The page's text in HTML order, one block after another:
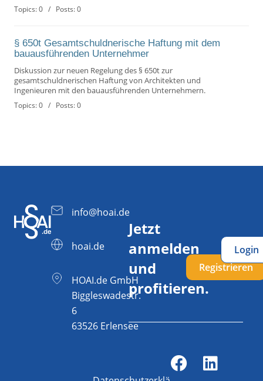
Topics: 0 / Posts: 0
§ 650t Gesamtschuldnerische Haftung mit dem
bauausführenden Unternehmer
Diskussion zur neuen Regelung des § 650t zur
gesamtschuldnerischen Haftung von Architekten und
Ingenieuren mit den bauausführenden Unternehmern.
Topics: 0 / Posts: 0
info@hoai.de
hoai.de
HOAI.de GmbH
Biggleswadestr.
6
63526 Erlensee
Jetzt
anmelden
und
profitieren.
Registrieren
Login